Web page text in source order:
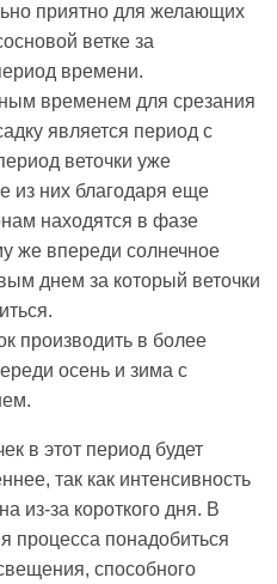
приятно для желающих
ветке за
времени.
временем для срезания
является период с
веточки уже
из них благодаря еще
находятся в фазе
же впереди солнечное
днем за который веточки
производить в более
осень и зима с
в этот период будет
так как интенсивность
из-за короткого дня. В
процесса понадобиться
способного